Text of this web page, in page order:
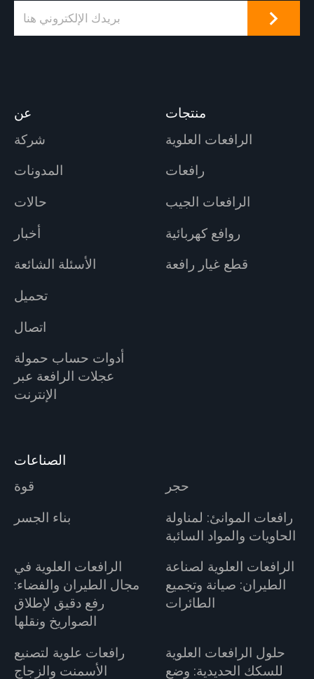
عن
شركة
المدونات
حالات
أخبار
الأسئلة الشائعة
تحميل
اتصال
أدوات حساب حمولة
عجلات الرافعة عبر
الإنترنت
منتجات
الرافعات العلوية
رافعات
الرافعات الجيب
روافع كهربائية
قطع غيار رافعة
الصناعات
قوة
حجر
بناء الجسر
رافعات الموانئ: لمناولة
الحاويات والمواد السائبة
الرافعات العلوية في
مجال الطيران والفضاء:
رفع دقيق لإطلاق
الصواريخ ونقلها
الرافعات العلوية لصناعة
الطيران: صيانة وتجميع
الطائرات
رافعات علوية لتصنيع
الأسمنت والزجاج
حلول الرافعات العلوية
للسكك الحديدية: وضع